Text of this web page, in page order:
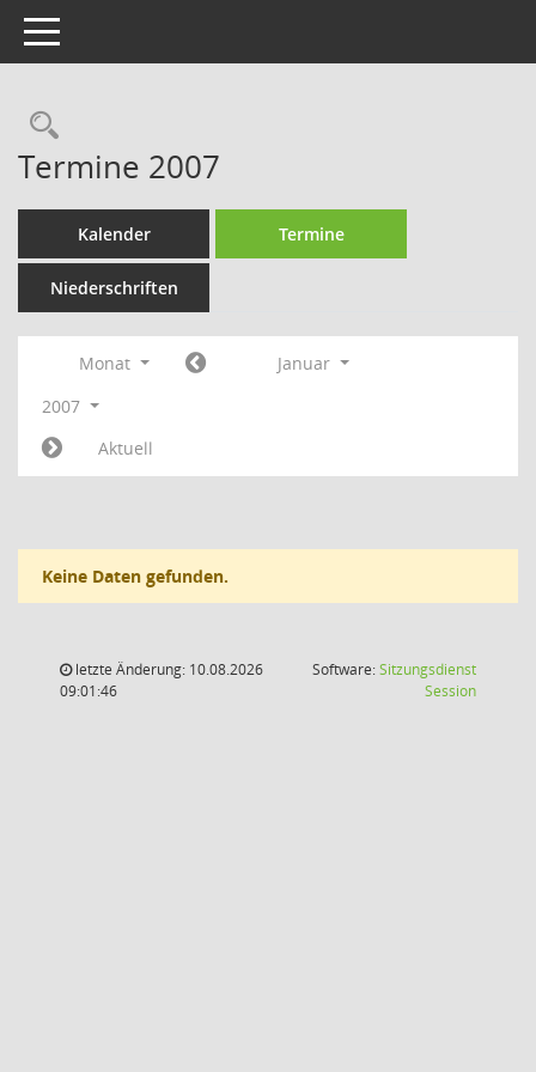
Toggle navigation
Rechercheauswahl
Termine 2007
Kalender Termine
Niederschriften
Monat
Januar
2007
Aktuell
Keine Daten gefunden.
letzte Änderung: 10.08.2026
09:01:46
Software:Sitzungsdienst
Session(Wird in